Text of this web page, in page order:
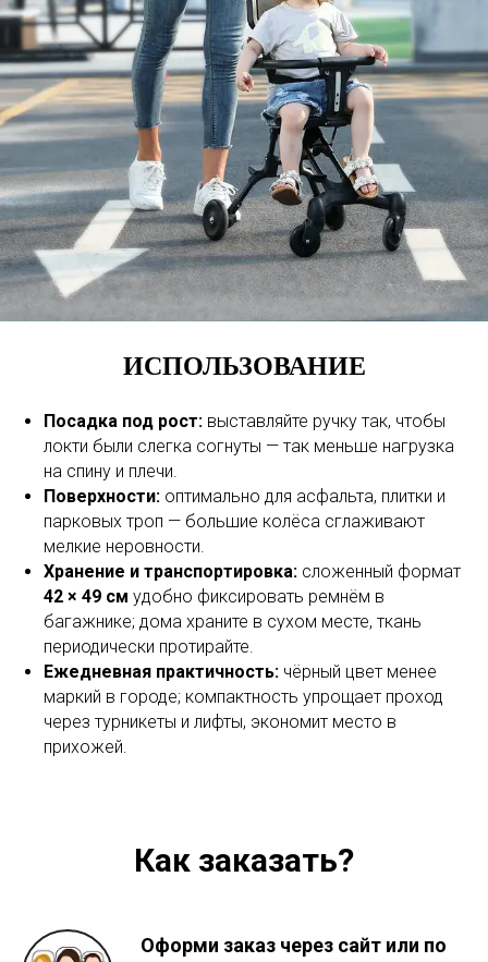
ИСПОЛЬЗОВАНИЕ
Посадка под рост: выставляйте ручку так, чтобы
локти были слегка согнуты — так меньше нагрузка
на спину и плечи.
Поверхности: оптимально для асфальта, плитки и
парковых троп — большие колёса сглаживают
мелкие неровности.
Хранение и транспортировка: сложенный формат
42 × 49 см удобно фиксировать ремнём в
багажнике; дома храните в сухом месте, ткань
периодически протирайте.
Ежедневная практичность: чёрный цвет менее
маркий в городе; компактность упрощает проход
через турникеты и лифты, экономит место в
прихожей.
Как заказать?
Оформи заказ через сайт или по